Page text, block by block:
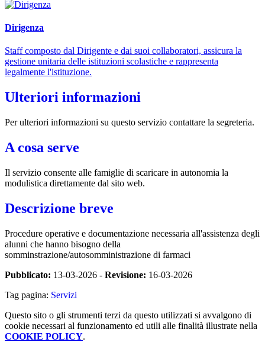
Dirigenza
Staff composto dal Dirigente e dai suoi collaboratori, assicura la
gestione unitaria delle istituzioni scolastiche e rappresenta
legalmente l'istituzione.
Ulteriori informazioni
Per ulteriori informazioni su questo servizio contattare la segreteria.
A cosa serve
Il servizio consente alle famiglie di scaricare in autonomia la
modulistica direttamente dal sito web.
Descrizione breve
Procedure operative e documentazione necessaria all'assistenza degli
alunni che hanno bisogno della
somminstrazione/autosomministrazione di farmaci
Pubblicato: 13-03-2026 - Revisione: 16-03-2026
Tag pagina: Servizi
Questo sito o gli strumenti terzi da questo utilizzati si avvalgono di
cookie necessari al funzionamento ed utili alle finalità illustrate nella
COOKIE POLICY.